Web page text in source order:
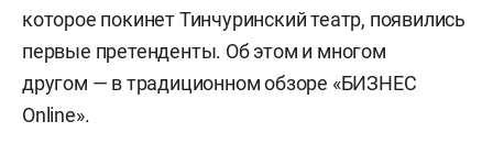
которое покинет Тинчуринский театр, появились
первые претенденты. Об этом и многом
другом — в традиционном обзоре «БИЗНЕС
Online».